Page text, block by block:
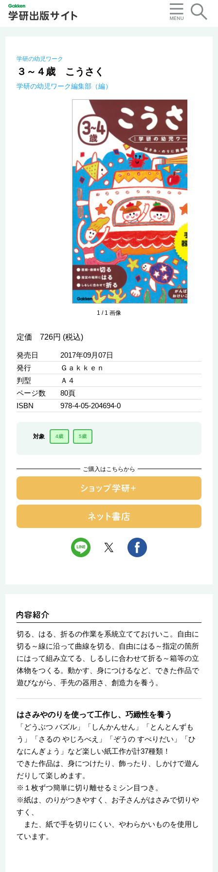
学研の幼児ワーク
３～４歳 こうさく
学研の幼児ワーク編集部（編）
1 / 1 画像
定価 726円 (税込)
発売日
2017年09月07日
発行
Ｇａｋｋｅｎ
判型
Ａ４
ページ数
80頁
ISBN
978-4-05-204694-0
対象 4歳 5歳
ご購入はこちらから
切る、はる、折るの作業を系統立てておけいこ。自由に
切る～線に沿って曲線を切る、自由にはる～指定の箇所
にはって組み立てる、しるしに合わせて折る～箱等の立
体物をつくる。動かす、身につけるなど、できた作品で
遊びながら、手先の器用さ、創造力を養う。
はさみやのりを使って工作し、巧緻性を養う
「どうぶつ パズル」「しんかんせん」「とんとんずも
う」「さるの やじろべえ」「ぞうの すべりだい」「ひ
なにんぎょう」など楽しい紙工作が計37種類！
できた作品は、身につけたり、飾ったり、しかけで遊ん
だりして楽しめます。
※１枚ずつ簡単に切り離せるミシン目つき。
※紙は、のりがつきやすく、お子さんがはさみで切りや
すく、
また、紙で手を切りにくい、やわらかいものを使用し
ています。